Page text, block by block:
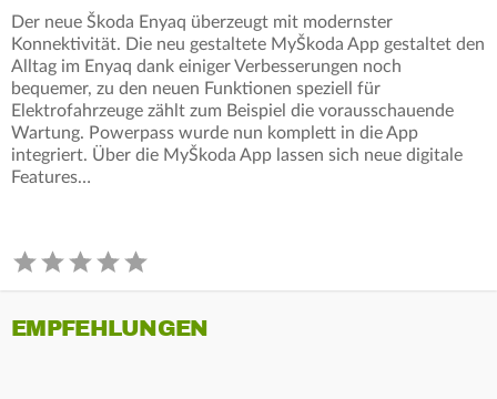
Der neue Škoda Enyaq überzeugt mit modernster
Konnektivität. Die neu gestaltete MyŠkoda App gestaltet den
Alltag im Enyaq dank einiger Verbesserungen noch
bequemer, zu den neuen Funktionen speziell für
Elektrofahrzeuge zählt zum Beispiel die vorausschauende
Wartung. Powerpass wurde nun komplett in die App
integriert. Über die MyŠkoda App lassen sich neue digitale
Features…
EMPFEHLUNGEN